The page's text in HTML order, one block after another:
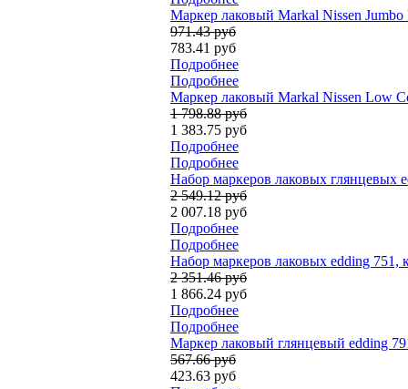
Маркер лаковый Markal Nissen
971.43 руб
783.41 руб
Подробнее
Подробнее
Маркер лаковый Markal Nissen Low
1 798.88 руб
1 383.75 руб
Подробнее
Подробнее
Набор маркеров лаковых глянцевых
2 549.12 руб
2 007.18 руб
Подробнее
Подробнее
Набор маркеров лаковых edding 751,
2 351.46 руб
1 866.24 руб
Подробнее
Подробнее
Маркер лаковый глянцевый edding
567.66 руб
423.63 руб